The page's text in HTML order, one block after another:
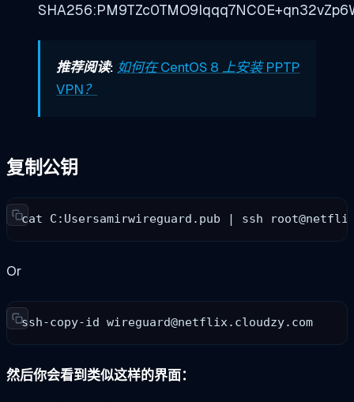
推荐阅读: 如何在 CentOS 8 上安装 PPTP
VPN？
复制公钥
cat C:Usersamirwireguard.pub | ssh
Or
ssh-copy-id wireguard@netflix.cloudzy.com
然后你会看到类似这样的界面：